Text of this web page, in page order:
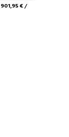
901,95 € /